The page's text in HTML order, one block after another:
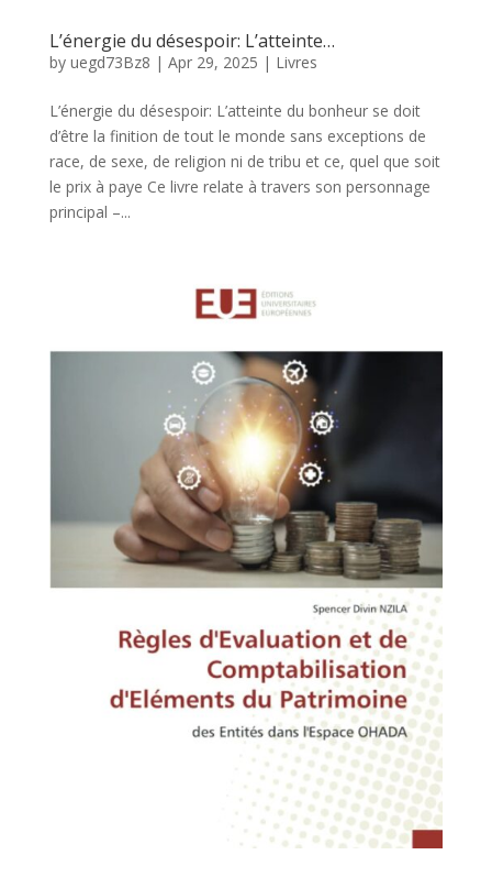
L’énergie du désespoir: L’atteinte…
by uegd73Bz8 | Apr 29, 2025 | Livres
L’énergie du désespoir: L’atteinte du bonheur se doit
d’être la finition de tout le monde sans exceptions de
race, de sexe, de religion ni de tribu et ce, quel que soit
le prix à paye Ce livre relate à travers son personnage
principal –...